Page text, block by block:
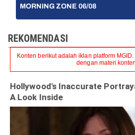
MORNING ZONE 06/08